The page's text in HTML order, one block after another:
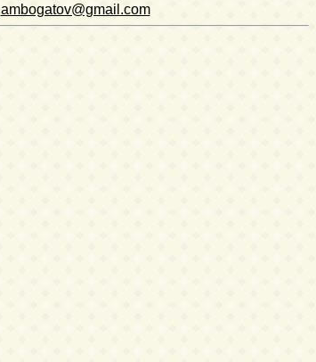
ambogatov@gmail.com